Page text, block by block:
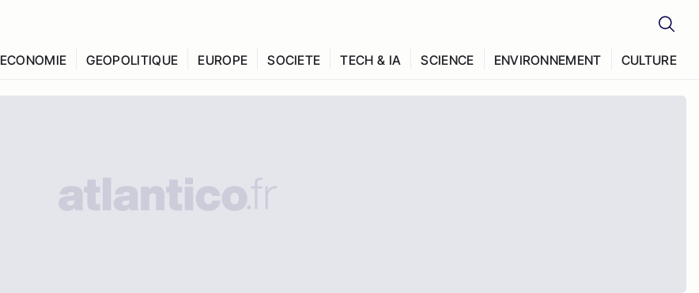
ECONOMIE GEOPOLITIQUE EUROPE SOCIETE TECH & IA SCIENCE ENVIRONNEMENT CULTURE